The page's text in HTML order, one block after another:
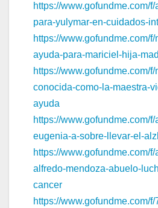
https://www.gofundme.com/f/
para-yulymar-en-cuidados-
https://www.gofundme.com/f/
ayuda-para-mariciel-hija-
https://www.gofundme.com/f/
conocida-como-la-maestra-
ayuda
https://www.gofundme.com/f/
eugenia-a-sobre- llevar-el-
https://www.gofundme.com/f/
alfredo-mendoza-abuelo-
cancer
https://www.gofundme.com/f/